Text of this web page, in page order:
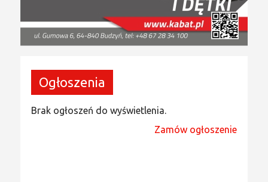
Ogłoszenia
Brak ogłoszeń do wyświetlenia.
Zamów ogłoszenie